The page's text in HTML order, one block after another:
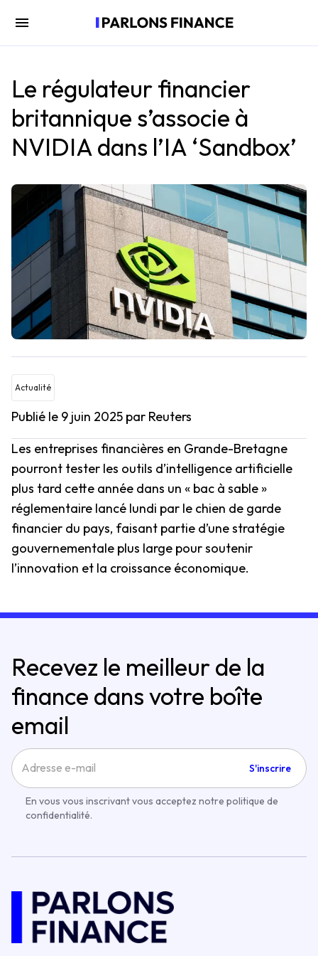
Le régulateur financier
britannique s’associe à
NVIDIA dans l’IA ‘Sandbox’
Actualité
Publié le 9 juin 2025 par Reuters
Les entreprises financières en Grande-Bretagne
pourront tester les outils d’intelligence artificielle
plus tard cette année dans un « bac à sable »
réglementaire lancé lundi par le chien de garde
financier du pays, faisant partie d’une stratégie
gouvernementale plus large pour soutenir
l’innovation et la croissance économique.
Recevez le meilleur de la
finance dans votre boîte
email
S'inscrire
En vous vous inscrivant vous acceptez notre politique de
confidentialité.